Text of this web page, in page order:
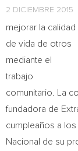
2 DICIEMBRE 2015
mejorar la calidad
de vida de otros
mediante el
trabajo
comunitario. La
fundadora de
cumpleaños a
Nacional de su